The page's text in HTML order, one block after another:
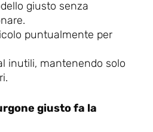
giusto senza
puntualmente per
inutili, mantenendo solo
giusto fa la